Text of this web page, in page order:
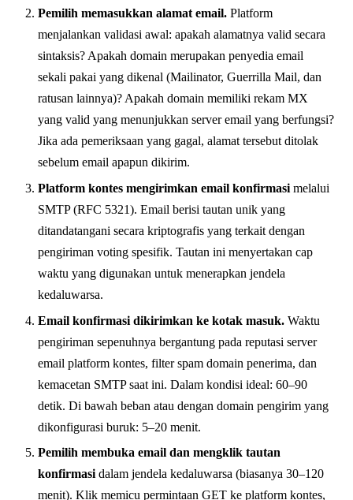
Pemilih memasukkan alamat email. Platform
menjalankan validasi awal: apakah alamatnya valid secara
sintaksis? Apakah domain merupakan penyedia email
sekali pakai yang dikenal (Mailinator, Guerrilla Mail, dan
ratusan lainnya)? Apakah domain memiliki rekam MX
yang valid yang menunjukkan server email yang berfungsi?
Jika ada pemeriksaan yang gagal, alamat tersebut ditolak
sebelum email apapun dikirim.
Platform kontes mengirimkan email konfirmasi melalui
SMTP (RFC 5321). Email berisi tautan unik yang
ditandatangani secara kriptografis yang terkait dengan
pengiriman voting spesifik. Tautan ini menyertakan cap
waktu yang digunakan untuk menerapkan jendela
kedaluwarsa.
Email konfirmasi dikirimkan ke kotak masuk. Waktu
pengiriman sepenuhnya bergantung pada reputasi server
email platform kontes, filter spam domain penerima, dan
kemacetan SMTP saat ini. Dalam kondisi ideal: 60–90
detik. Di bawah beban atau dengan domain pengirim yang
dikonfigurasi buruk: 5–20 menit.
Pemilih membuka email dan mengklik tautan
konfirmasi dalam jendela kedaluwarsa (biasanya 30–120
menit). Klik memicu permintaan GET ke platform kontes,